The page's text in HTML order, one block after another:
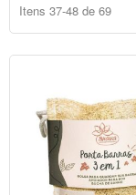
Itens 37-48 de 69